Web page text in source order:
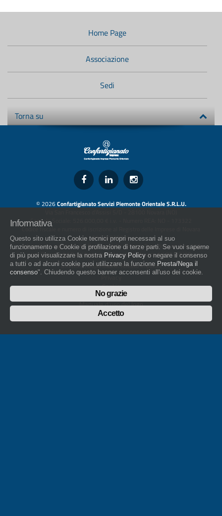
Home Page
Associazione
Sedi
Torna su
© 2026Confartigianato Servizi Piemonte Orientale S.R.L.U.
Capitale Sociale: 526.000,00 € i.v. - Numero REA: NO - 173322
Codice fiscale e numero di iscrizione al Registro delle Imprese di Novara
01436930034
artigiani.it è registrato nel Registro della Stampa Periodica con il nr. 562
con Decreto del Presidente del Tribunale di Novara del 07/03/13
Direttore Responsabile: Amleto Impaloni
Privacy
Cookie
Whistleblowing
Manuale d'uso del logo
Policy sulla Parità di genere
Informativa
Questo sito utilizza Cookie tecnici propri necessari al suo
funzionamento e Cookie di profilazione di terze parti. Se vuoi saperne
di più puoi visualizzare la nostra Privacy Policy o negare il consenso
a tutti o ad alcuni cookie puoi utilizzare la funzione Presta/Nega il
consenso". Chiudendo questo banner acconsenti all'uso dei cookie.
No grazie
Accetto